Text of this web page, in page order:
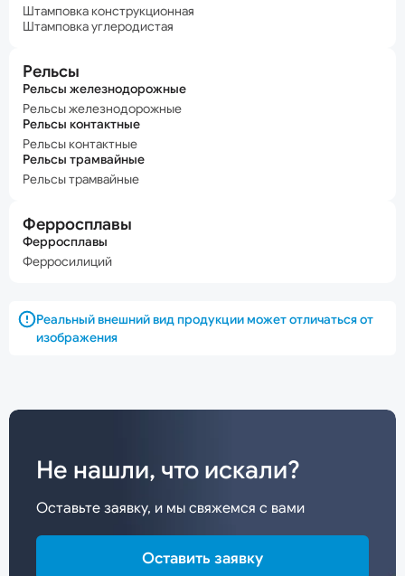
Штамповка конструкционная
Штамповка углеродистая
Рельсы
Рельсы железнодорожные
Рельсы железнодорожные
Рельсы контактные
Рельсы контактные
Рельсы трамвайные
Рельсы трамвайные
Ферросплавы
Ферросплавы
Ферросилиций
Реальный внешний вид продукции может отличаться от
изображения
Не нашли, что искали?
Оставьте заявку, и мы свяжемся с вами
Оставить заявку